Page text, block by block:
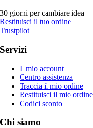
30 giorni per cambiare idea
Restituisci il tuo ordine
Trustpilot
Servizi
Il mio account
Centro assistenza
Traccia il mio ordine
Restituisci il mio ordine
Codici sconto
Chi siamo